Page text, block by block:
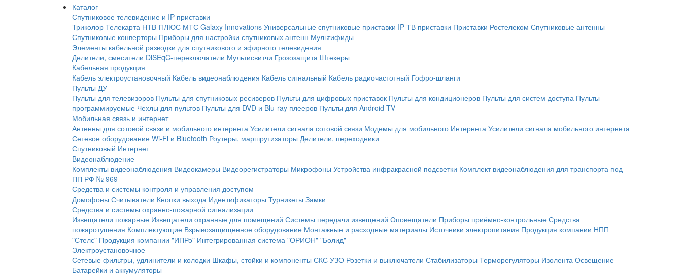
Каталог
Спутниковое телевидение и IP приставки
Триколор Телекарта НТВ-ПЛЮС МТС Galaxy Innovations Универсальные спутниковые приставки IP-ТВ приставки Приставки Ростелеком Спутниковые антенны
Спутниковые конверторы Приборы для настройки спутниковых антенн Мультифиды
Элементы кабельной разводки для спутникового и эфирного телевидения
Делители, смесители DiSEqC-переключатели Мультисвитчи Грозозащита Штекеры
Кабельная продукция
Кабель электроустановочный Кабель видеонаблюдения Кабель сигнальный Кабель радиочастотный Гофро-шланги
Пульты ДУ
Пульты для телевизоров Пульты для спутниковых ресиверов Пульты для цифровых приставок Пульты для кондиционеров Пульты для систем доступа Пульты
программируемые Чехлы для пультов Пульты для DVD и Blu-ray плееров Пульты для Android TV
Мобильная связь и интернет
Антенны для сотовой связи и мобильного интернета Усилители сигнала сотовой связи Модемы для мобильного Интернета Усилители сигнала мобильного интернета
Сетевое оборудование Wi-Fi и Bluetooth Роутеры, маршрутизаторы Делители, переходники
Спутниковый Интернет
Видеонаблюдение
Комплекты видеонаблюдения Видеокамеры Видеорегистраторы Микрофоны Устройства инфракрасной подсветки Комплект видеонаблюдения для транспорта под
ПП РФ № 969
Средства и системы контроля и управления доступом
Домофоны Считыватели Кнопки выхода Идентификаторы Турникеты Замки
Средства и системы охранно-пожарной сигнализации
Извещатели пожарные Извещатели охранные для помещений Системы передачи извещений Оповещатели Приборы приёмно-контрольные Средства
пожаротушения Комплектующие Взрывозащищенное оборудование Монтажные и расходные материалы Источники электропитания Продукция компании НПП
"Стелс" Продукция компании "ИПРо" Интегрированная система "ОРИОН" "Болид"
Электроустановочное
Сетевые фильтры, удлинители и колодки Шкафы, стойки и компоненты СКС УЗО Розетки и выключатели Стабилизаторы Терморегуляторы Изолента Освещение
Батарейки и аккумуляторы